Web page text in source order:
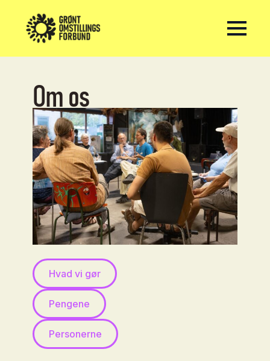
Omos
Hvad vi gør
Pengene
Personerne